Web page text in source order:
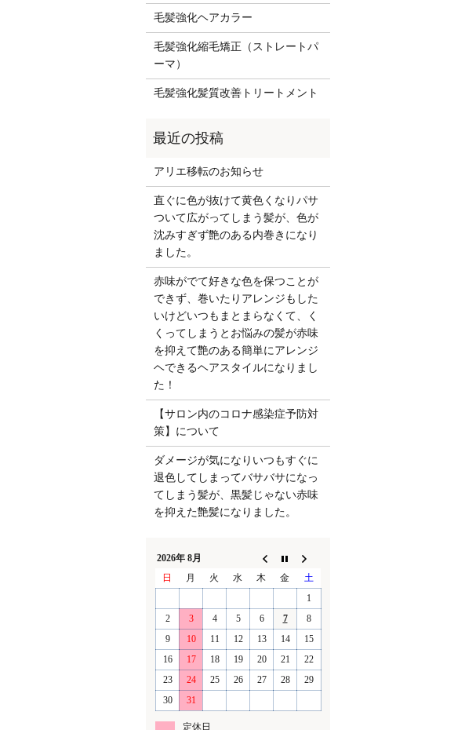
毛髪強化ヘアカラー
毛髪強化縮毛矯正（ストレートパ
ーマ）
毛髪強化髪質改善トリートメント
アリエ移転のお知らせ
直ぐに色が抜けて黄色くなりパサ
ついて広がってしまう髪が、色が
沈みすぎず艶のある内巻きになり
ました。
赤味がでて好きな色を保つことが
できず、巻いたりアレンジもした
いけどいつもまとまらなくて、く
くってしまうとお悩みの髪が赤味
を抑えて艶のある簡単にアレンジ
ヘできるヘアスタイルになりまし
た！
【サロン内のコロナ感染症予防対
策】について
ダメージが気になりいつもすぐに
退色してしまってバサバサになっ
てしまう髪が、黒髪じゃない赤味
を抑えた艶髪になりました。
2026年 8月
日
月 火 水 木 金
土
1
2
3 4 5 6 7
8
9
10 11 12 13 14
15
16
17 18 19 20 21
22
23
24 25 26 27 28
29
30
31
定休日